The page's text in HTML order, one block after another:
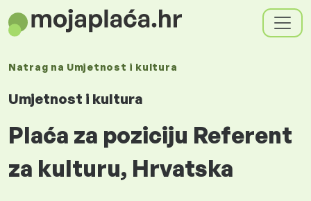
Natrag na Umjetnost i kultura
Umjetnost i kultura
Plaća za poziciju Referent
za kulturu, Hrvatska